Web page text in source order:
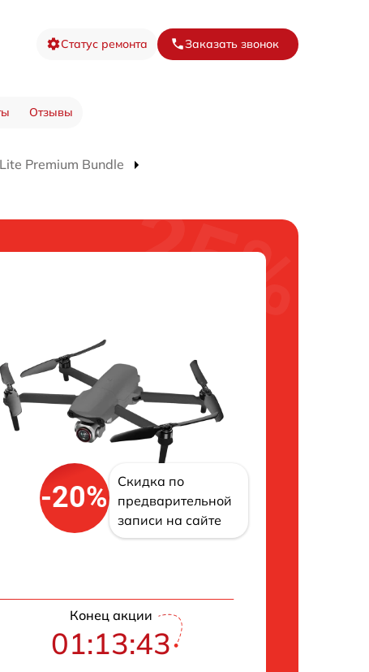
Статус ремонта Заказать звонок
Отзывы
Premium Bundle
-20%
Скидка по
предварительной
записи на сайте
Конец акции
01:13:42